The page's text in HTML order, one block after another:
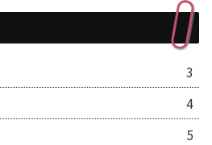
3
4
5